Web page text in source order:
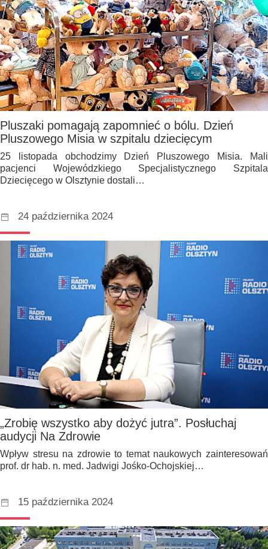
Pluszaki pomagają zapomnieć o bólu. Dzień
Pluszowego Misia w szpitalu dziecięcym
25 listopada obchodzimy Dzień Pluszowego Misia. Mali
pacjenci Wojewódzkiego Specjalistycznego Szpitala
Dziecięcego w Olsztynie dostali…
24 października 2024
„Zrobię wszystko aby dożyć jutra”. Posłuchaj
audycji Na Zdrowie
Wpływ stresu na zdrowie to temat naukowych zainteresowań
prof. dr hab. n. med. Jadwigi Jośko-Ochojskiej…
15 października 2024